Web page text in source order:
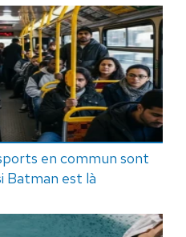
en commun sont
Batman est là